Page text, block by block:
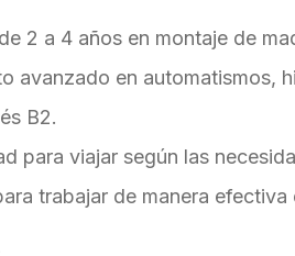
2 a 4 años en montaje de
avanzado en automatismos,
B2.
para viajar según las
trabajar de manera efectiva